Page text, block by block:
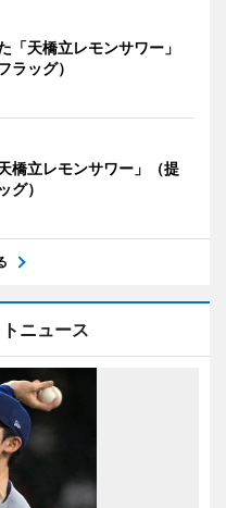
「天橋立レモンサワー」
ラッグ）
橋立レモンサワー」（提
グ）
ニュース